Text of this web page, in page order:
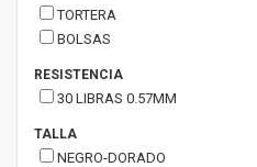
TORTERA
BOLSAS
RESISTENCIA
30 LIBRAS 0.57MM
TALLA
NEGRO-DORADO